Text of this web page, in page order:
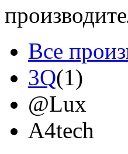
Все
3Q(1)
@Lux
A4tech